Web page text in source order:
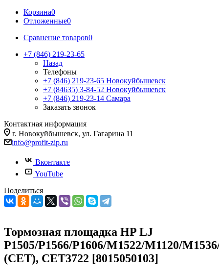
Корзина0
Отложенные0
Сравнение товаров0
+7 (846) 219-23-65
Назад
Телефоны
+7 (846) 219-23-65 Новокуйбышевск
+7 (84635) 3-84-52 Новокуйбышевск
+7 (846) 219-23-14 Самара
Заказать звонок
Контактная информация
г. Новокуйбышевск, ул. Гагарина 11
info@profit-zip.ru
Вконтакте
YouTube
Поделиться
Тормозная площадка HP LJ
P1505/P1566/P1606/M1522/M1120/
(СЕТ), СЕТ3722 [8015050103]